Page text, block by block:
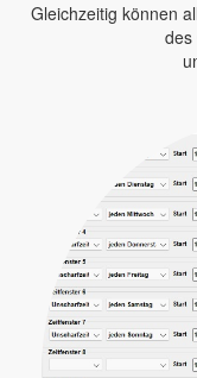
Gleichzeitig können
des